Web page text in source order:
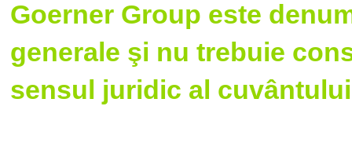
Goerner Group este
generale şi nu trebuie
sensul juridic al